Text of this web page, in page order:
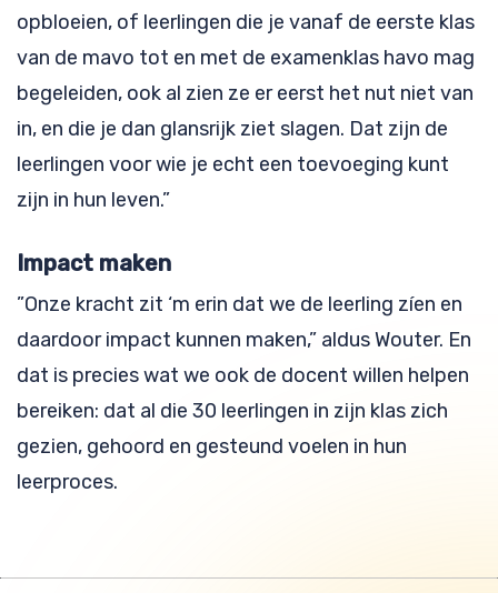
opbloeien, of leerlingen die je vanaf de eerste klas
van de mavo tot en met de examenklas havo mag
begeleiden, ook al zien ze er eerst het nut niet van
in, en die je dan glansrijk ziet slagen. Dat zijn de
leerlingen voor wie je echt een toevoeging kunt
zijn in hun leven.”
Impact maken
”Onze kracht zit ‘m erin dat we de leerling zíen en
daardoor impact kunnen maken,” aldus Wouter. En
dat is precies wat we ook de docent willen helpen
bereiken: dat al die 30 leerlingen in zijn klas zich
gezien, gehoord en gesteund voelen in hun
leerproces.